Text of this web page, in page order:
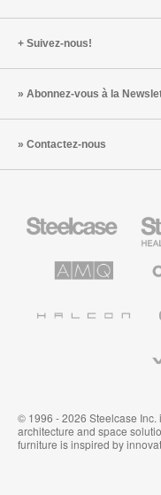
Suivez-nous!
Abonnez-vous à la
Contactez-nous
Solutions
© 1996 - 2026 Steelcase
architecture and space
furniture is inspired by